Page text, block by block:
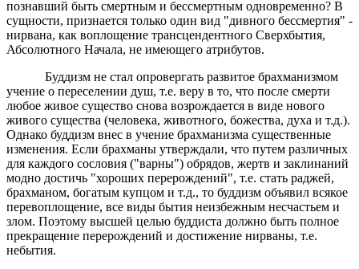
познавший быть смертным и бессмертным одновременно? В
сущности, признается только один вид "дивного бессмертия" -
нирвана, как воплощение трансцендентного Сверхбытия,
Абсолютного Начала, не имеющего атрибутов.
Буддизм не стал опровергать развитое брахманизмом
учение о переселении душ, т.е. веру в то, что после смерти
любое живое существо снова возрождается в виде нового
живого существа (человека, животного, божества, духа и т.д.).
Однако буддизм внес в учение брахманизма существенные
изменения. Если брахманы утверждали, что путем различных
для каждого сословия ("варны") обрядов, жертв и заклинаний
модно достичь "хороших перерождений", т.е. стать раджей,
брахманом, богатым купцом и т.д., то буддизм объявил всякое
перевоплощение, все виды бытия неизбежным несчастьем и
злом. Поэтому высшей целью буддиста должно быть полное
прекращение перерождений и достижение нирваны, т.е.
небытия.